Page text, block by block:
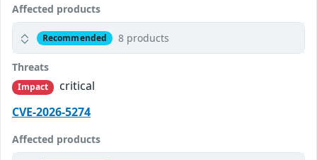
Affected products
Recommended 8 products
Threats
Impact
critical
CVE-2026-5274
Affected products